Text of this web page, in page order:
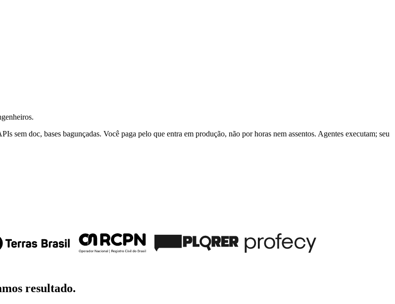
sem doc, bases bagunçadas. Você paga pelo que entra em produção, não por horas nem assentos. Agentes executam; seu
resultado.